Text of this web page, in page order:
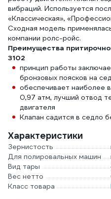
вибраций. Используется
«Классическая»,
Сходная модель
компании ролс-ройс.
Преимущества
3102
принцип работы
бронзовых поясков на
обеспечивает наиболее
0,97 атм, лучший отвод
двигателя
Клапан садится в седло
Характеристики
Зернистость
Для полировальных машин
Вид тары
Вес нетто
Класс товара